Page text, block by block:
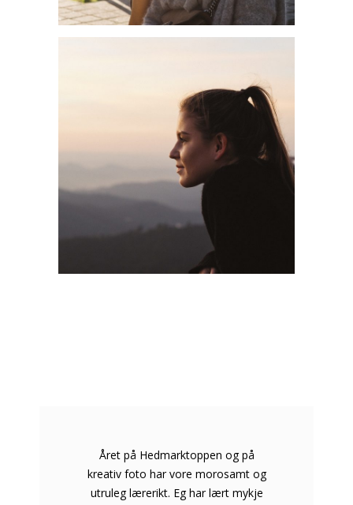
Året på Hedmarktoppen og på
kreativ foto har vore morosamt og
utruleg lærerikt. Eg har lært mykje